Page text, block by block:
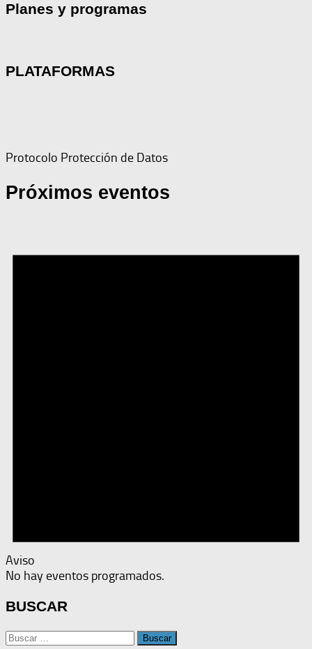
Planes y programas
PLATAFORMAS
Protocolo Protección de Datos
Próximos eventos
Aviso
No hay eventos programados.
BUSCAR
Buscar: